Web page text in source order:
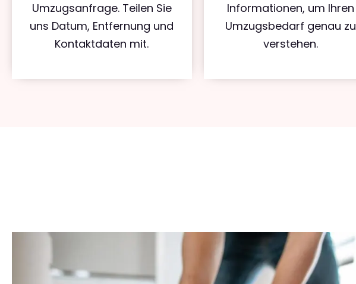
Umzugsanfrage. Teilen Sie
uns Datum, Entfernung und
Kontaktdaten mit.
Informationen, um Ihren
Umzugsbedarf genau zu
verstehen.